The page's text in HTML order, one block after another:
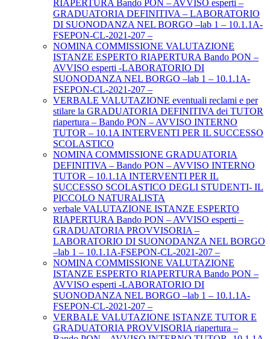
RIAPERTURA Bando PON – AVVISO esperti –
GRADUATORIA DEFINITIVA – LABORATORIO
DI SUONODANZA NEL BORGO –lab 1 – 10.1.1A-
FSEPON-CL-2021-207 –
NOMINA COMMISSIONE VALUTAZIONE
ISTANZE ESPERTO RIAPERTURA Bando PON –
AVVISO esperti -LABORATORIO DI
SUONODANZA NEL BORGO –lab 1 – 10.1.1A-
FSEPON-CL-2021-207 –
VERBALE VALUTAZIONE eventuali reclami e per
stilare la GRADUATORIA DEFINITIVA dei TUTOR
riapertura – Bando PON – AVVISO INTERNO
TUTOR – 10.1A INTERVENTI PER IL SUCCESSO
SCOLASTICO
NOMINA COMMISSIONE GRADUATORIA
DEFINITIVA – Bando PON – AVVISO INTERNO
TUTOR – 10.1.1A INTERVENTI PER IL
SUCCESSO SCOLASTICO DEGLI STUDENTI- IL
PICCOLO NATURALISTA
verbale VALUTAZIONE ISTANZE ESPERTO
RIAPERTURA Bando PON – AVVISO esperti –
GRADUATORIA PROVVISORIA –
LABORATORIO DI SUONODANZA NEL BORGO
–lab 1 – 10.1.1A-FSEPON-CL-2021-207 –
NOMINA COMMISSIONE VALUTAZIONE
ISTANZE ESPERTO RIAPERTURA Bando PON –
AVVISO esperti -LABORATORIO DI
SUONODANZA NEL BORGO –lab 1 – 10.1.1A-
FSEPON-CL-2021-207 –
VERBALE VALUTAZIONE ISTANZE TUTOR E
GRADUATORIA PROVVISORIA riapertura –